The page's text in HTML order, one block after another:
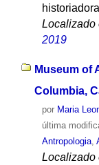
Localizado
2019
Museum of
Columbia,
por Maria
última
Antropologia,
Localizado